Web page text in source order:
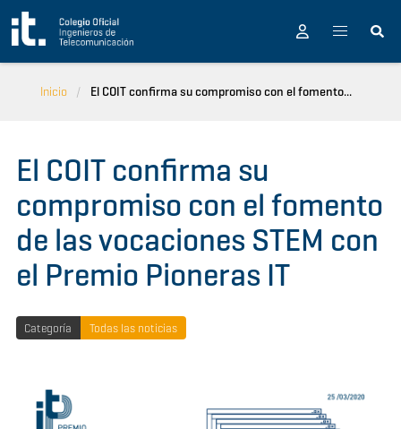
Pasar al contenido principal
Inicio El COIT confirma su compromiso con el fomento...
El COIT confirma su
compromiso con el fomento
de las vocaciones STEM con
el Premio Pioneras IT
Categoría Todas las noticias